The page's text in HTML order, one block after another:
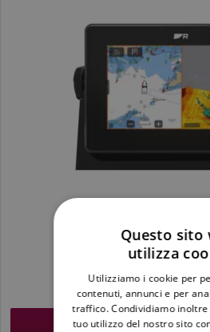
Il prezzo include
Trova un
Questo sito
utilizza
Utilizziamo i cookie per
contenuti, annunci e per
traffico. Condividiamo
tuo utilizzo del nostro sito